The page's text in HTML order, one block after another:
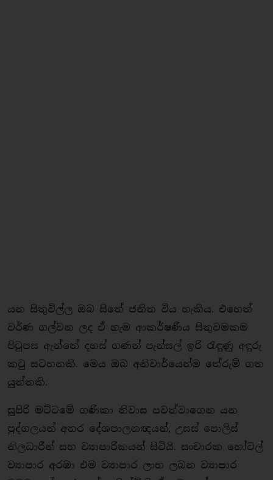
යන සිතුවිල්ල ඔබ සිතේ ජනිත විය හැකිය. එහෙත්
වර්ණ ගල්වන ලද ඒ හැම ආකර්ෂණීය සිතුවමකම
පිටුපස ඇත්තේ දහස් ගණන් පැන්සල් ඉරි රැඳුණු අඳුරු
කටු සටහනකි. මෙය ඔබ අනිවාර්යෙන්ම තේරුම් ගත
යුත්තකි.
සුපිරි මට්ටමේ ගණිකා නිවාස පවත්වාගෙන යන
පුද්ගලයන් අතර දේශපාලනඥයන්, උසස් පොලිස්
නිලධාරීන් සහ ව්‍යාපාරිකයන් සිටියි. සංචාරක හෝටල්
ව්‍යාපාර අරඹා එම ව්‍යාපාර ලාභ ලබන ව්‍යාපාර